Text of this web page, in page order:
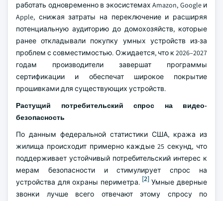
работать одновременно в экосистемах Amazon, Google и
Apple, снижая затраты на переключение и расширяя
потенциальную аудиторию до домохозяйств, которые
ранее откладывали покупку умных устройств из-за
проблем с совместимостью. Ожидается, что к 2026–2027
годам производители завершат программы
сертификации и обеспечат широкое покрытие
прошивками для существующих устройств.
Растущий потребительский спрос на видео-
безопасность
По данным федеральной статистики США, кража из
жилища происходит примерно каждые 25 секунд, что
поддерживает устойчивый потребительский интерес к
мерам безопасности и стимулирует спрос на
устройства для охраны периметра. [2]Умные дверные
звонки лучше всего отвечают этому спросу по